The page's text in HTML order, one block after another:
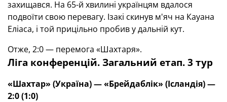
захищався. На 65-й хвилині українцям вдалося
подвоїти свою перевагу. Ізакі скинув м'яч на Кауана
Еліаса, і той прицільно пробив у дальній кут.
Отже, 2:0 — перемога «Шахтаря».
Ліга конференцій. Загальний етап. 3 тур
«Шахтар» (Україна) — «Брейдаблік» (Ісландія) —
2:0 (1:0)